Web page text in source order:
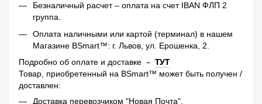
Безналичный расчет – оплата на счет IBAN ФЛП 2
группа.
Оплата наличными или картой (терминал) в нашем
Магазине BSmart™: г. Львов, ул. Ерошенка, 2.
Подробно об оплате и доставке – ТУТ
Товар, приобретенный на BSmart™ может быть получен /
доставлен:
Доставка перевозчиком "Новая Почта".